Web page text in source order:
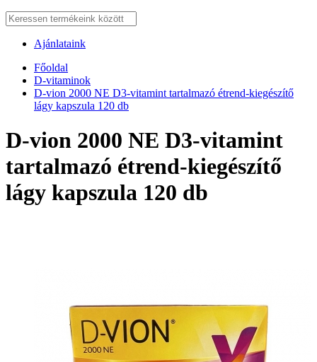
Ajánlataink
Főoldal
D-vitaminok
D-vion 2000 NE D3-vitamint tartalmazó étrend-kiegészítő
lágy kapszula 120 db
D-vion 2000 NE D3-vitamint
tartalmazó étrend-kiegészítő
lágy kapszula 120 db